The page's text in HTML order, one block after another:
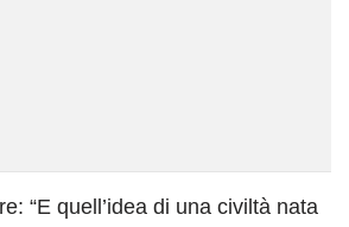
“E quell’idea di una civiltà nata